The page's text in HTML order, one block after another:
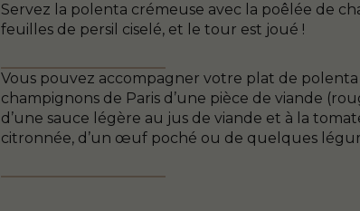
Servez la polenta crémeuse avec la poêlée de
feuilles de persil ciselé, et le tour est joué !
Vous pouvez accompagner votre plat de
champignons de Paris d’une pièce de viande
d’une sauce légère au jus de viande et à la
citronnée, d’un œuf poché ou de quelques